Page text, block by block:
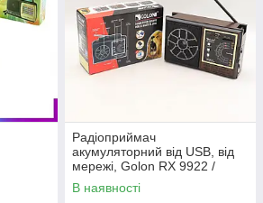
Радіоприймач
акумуляторний від USB, від
мережі, Golon RX 9922 /
Портативна радіо-колонка
FM, MP3
В наявності